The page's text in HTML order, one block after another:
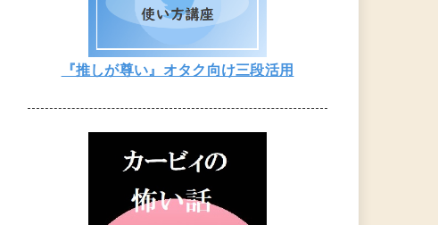
『推しが尊い』オタク向け三段活用